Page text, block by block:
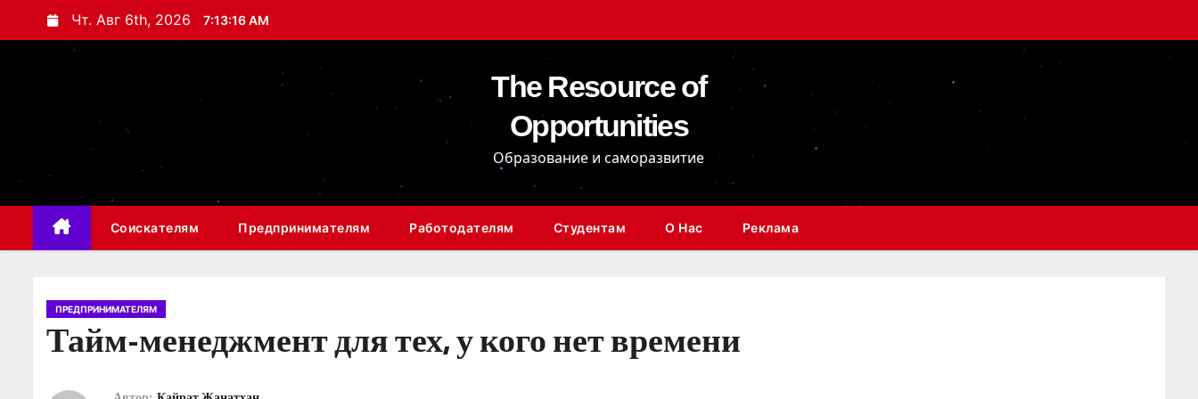
е
с
Чт. Авг 6th, 2026 7:13:17 AM
The Resource of
Opportunities
Образование и саморазвитие
Соискателям Предпринимателям Работодателям Студентам О Нас Реклама
ПРЕДПРИНИМАТЕЛЯМ
Тайм-менеджмент для тех, у кого нет времени